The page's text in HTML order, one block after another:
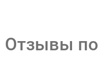
Отзывы